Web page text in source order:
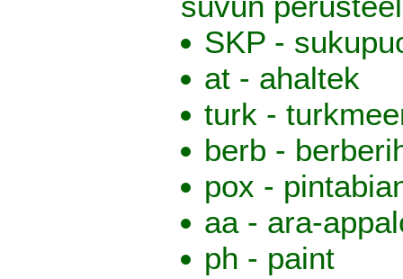
SKP -
at - ahaltek
turk -
berb -
pox -
aa - ara-
ph - paint